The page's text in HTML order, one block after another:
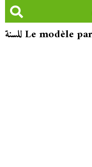
درس Le modèle particulaire de la matière للسنة